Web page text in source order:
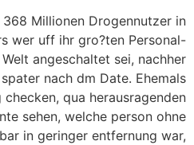
Millionen Drogennutzer in
wer uff ihr gro?ten Personal-
angeschaltet sei, nachher
nach dm Date. Ehemals
qua herausragenden
sehen, welche person ohne
in geringer entfernung war,